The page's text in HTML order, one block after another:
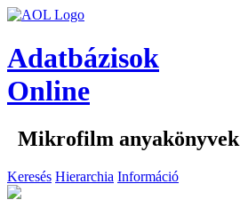
Adatbázisok
Online
Mikrofilm anyakönyvek
Keresés Hierarchia Információ